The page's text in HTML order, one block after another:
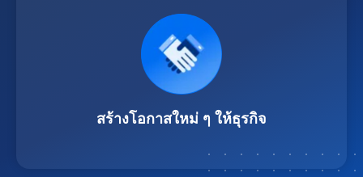
สร้างโอกาสใหม่ ๆ ให้ธุรกิจ